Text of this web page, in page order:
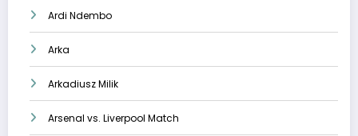
Ardi Ndembo
Arka
Arkadiusz Milik
Arsenal vs. Liverpool Match